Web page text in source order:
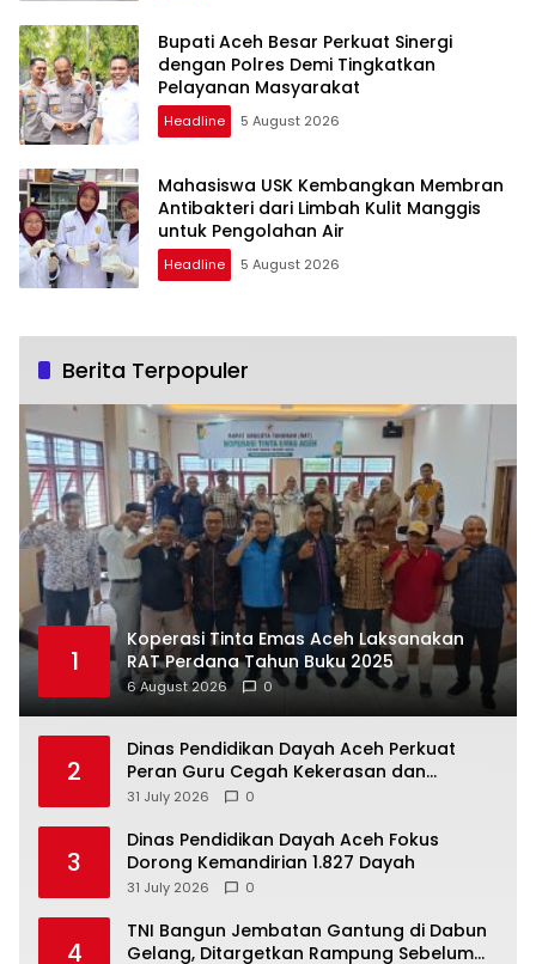
Bupati Aceh Besar Perkuat Sinergi
dengan Polres Demi Tingkatkan
Pelayanan Masyarakat
Headline 5 August 2026
Mahasiswa USK Kembangkan Membran
Antibakteri dari Limbah Kulit Manggis
untuk Pengolahan Air
Headline 5 August 2026
Berita Terpopuler
1
Koperasi Tinta Emas Aceh Laksanakan
RAT Perdana Tahun Buku 2025
6 August 2026 0
2
Dinas Pendidikan Dayah Aceh Perkuat
Peran Guru Cegah Kekerasan dan
Perundungan di Lingkungan Santri
31 July 2026 0
3
Dinas Pendidikan Dayah Aceh Fokus
Dorong Kemandirian 1.827 Dayah
31 July 2026 0
4
TNI Bangun Jembatan Gantung di Dabun
Gelang, Ditargetkan Rampung Sebelum